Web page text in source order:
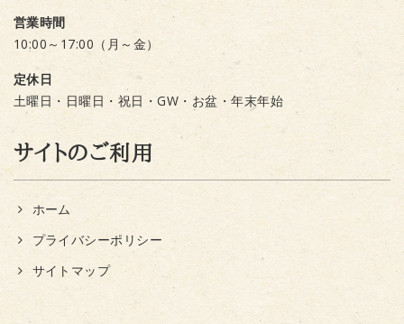
営業時間
10:00～17:00（月～金）
定休日
土曜日・日曜日・祝日・GW・お盆・年末年始
サイトのご利用
ホーム
プライバシーポリシー
サイトマップ